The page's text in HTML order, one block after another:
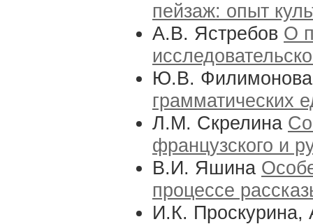
пейзаж: опыт
А.В. Ястребов О
Ю.В.
грамматических
Л.М. Скрелина
французского и
В.И. Яшина
процессе
И.К. Проскурина,